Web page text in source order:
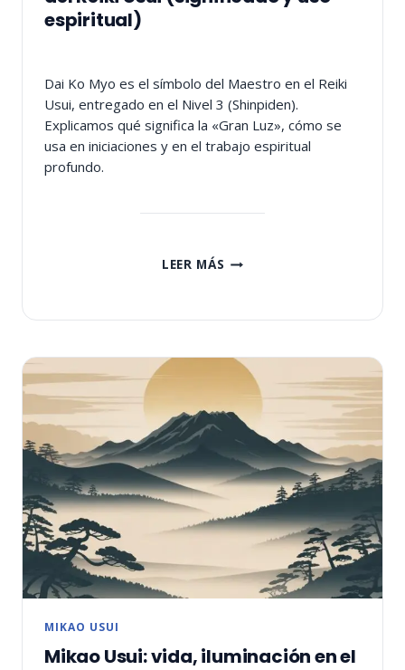
espiritual)
Dai Ko Myo es el símbolo del Maestro en el Reiki
Usui, entregado en el Nivel 3 (Shinpiden).
Explicamos qué significa la «Gran Luz», cómo se
usa en iniciaciones y en el trabajo espiritual
profundo.
LEER MÁS DAI
EL
MAESTRO
USUI
(SIGNIFICADO
USO
ESPIRITUAL)
MIKAO USUI
Mikao Usui: vida, iluminación en el